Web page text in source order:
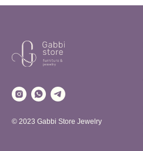
© 2023 Gabbi Store Jewelry